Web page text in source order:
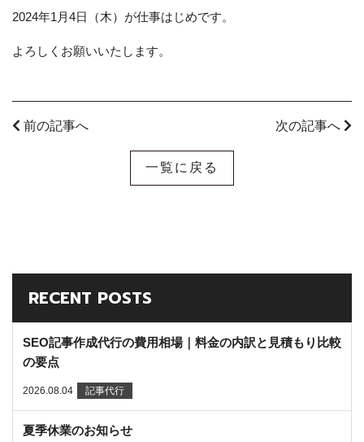
2024年1月4日（木）が仕事はじめです。
よろしくお願いいたします。
前の記事へ 次の記事へ
一覧に戻る
RECENT POSTS
SEO記事作成代行の費用相場｜料金の内訳と見積もり比較
の要点
2026.08.04 記事代行
夏季休業のお知らせ